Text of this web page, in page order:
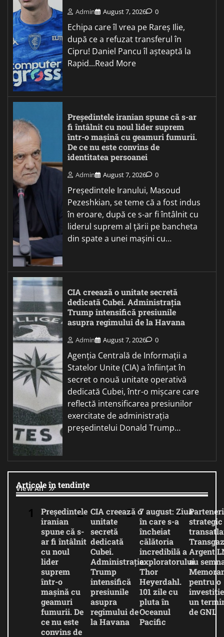
Admin August 7, 2026 0
Echipa care îl vrea pe Rareș Ilie,
după ce a refuzat transferul în
Cipru! Daniel Pancu îl așteaptă la
Rapid...Read More
Președintele iranian spune că s-ar
fi întâlnit cu noul lider suprem
într-o mașină cu geamuri fumurii.
De ce nu este convins de
identitatea persoanei
Admin August 7, 2026 0
Președintele Iranului, Masoud
Pezeshkian, se teme că a fost indus
în eroare, după ce s-ar fi întâlnit cu
liderul suprem al țării pe bancheta
din spate a unei mașini cu…
CIA creează o unitate secretă
dedicată Cubei. Administrația
Trump intensifică presiunile
asupra regimului de la Havana
Admin August 7, 2026 0
Agenția Centrală de Informații a
Statelor Unite (CIA) a înființat în
secret o nouă unitate operativă
dedicată Cubei, într-o mișcare care
reflectă intensificarea presiunilor
exercitate de administrația
președintelui Donald Trump…
Articole în tendințe
View All
Președintele
iranian
spune că s-
ar fi întâlnit
cu noul
lider
suprem
într-o
mașină cu
geamuri
fumurii. De
ce nu este
convins de
CIA creează o
unitate
secretă
dedicată
Cubei.
Administrația
Trump
intensifică
presiunile
asupra
regimului de
la Havana
7 august: Ziua
în care s-a
încheiat
călătoria
incredibilă a
exploratorului
Thor
Heyerdahl.
101 zile cu
pluta în
Oceanul
Pacific
strategic
Argent
au
pentru o
un
de GNL